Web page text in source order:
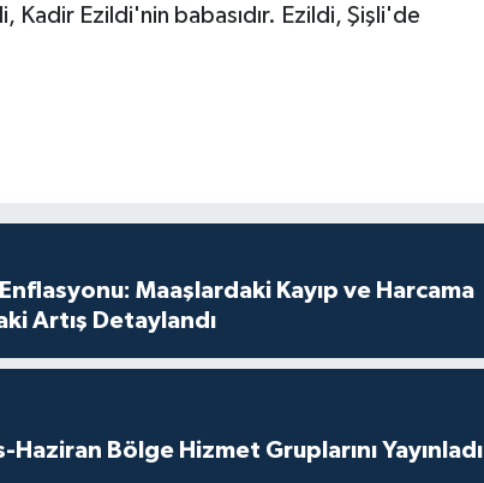
Kadir Ezildi'nin babasıdır. Ezildi, Şişli'de
Enflasyonu: Maaşlardaki Kayıp ve Harcama
Artış Detaylandı
Haziran Bölge Hizmet Gruplarını Yayınladı